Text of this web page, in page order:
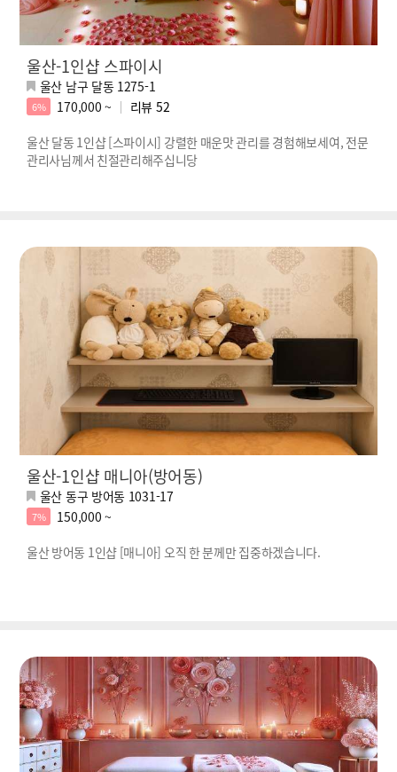
울산-1인샵 스파이시
울산 남구 달동 1275-1
6% 170,000 ~ 리뷰 52
울산 달동 1인샵 [스파이시] 강렬한 매운맛 관리를 경험해보세여, 전문
관리사님께서 친절관리해주십니당
울산-1인샵 매니아(방어동)
울산 동구 방어동 1031-17
7%
150,000 ~
울산 방어동 1인샵 [매니아] 오직 한 분께만 집중하겠습니다.